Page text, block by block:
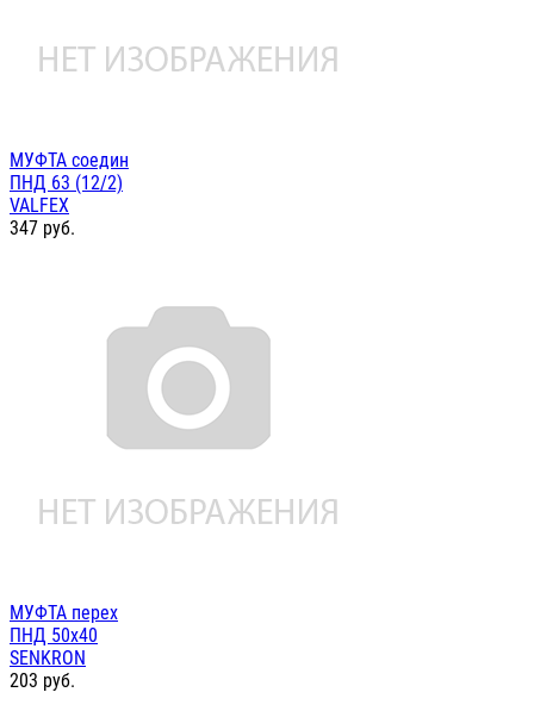
МУФТА соедин
ПНД 63 (12/2)
VALFEX
347 руб.
МУФТА перех
ПНД 50х40
SENKRON
203 руб.